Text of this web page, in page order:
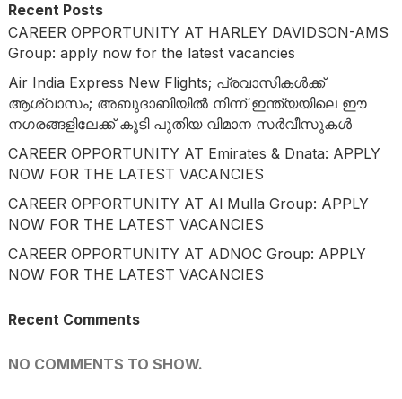
Recent Posts
CAREER OPPORTUNITY AT HARLEY DAVIDSON-AMS
Group: apply now for the latest vacancies
Air India Express New Flights; പ്രവാസികൾക്ക്
ആശ്വാസം; അബുദാബിയിൽ നിന്ന് ഇന്ത്യയിലെ ഈ
നഗരങ്ങളിലേക്ക് കൂടി പുതിയ വിമാന സർവീസുകൾ
CAREER OPPORTUNITY AT Emirates & Dnata: APPLY
NOW FOR THE LATEST VACANCIES
CAREER OPPORTUNITY AT Al Mulla Group: APPLY
NOW FOR THE LATEST VACANCIES
CAREER OPPORTUNITY AT ADNOC Group: APPLY
NOW FOR THE LATEST VACANCIES
Recent Comments
NO COMMENTS TO SHOW.